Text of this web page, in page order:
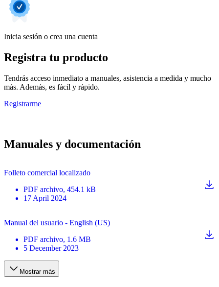
Inicia sesión o crea una cuenta
Registra tu producto
Tendrás acceso inmediato a manuales, asistencia a medida y mucho
más. Además, es fácil y rápido.
Registrarme
Manuales y documentación
Folleto comercial localizado
PDF archivo, 454.1 kB
17 April 2024
Manual del usuario - English (US)
PDF archivo, 1.6 MB
5 December 2023
Mostrar más